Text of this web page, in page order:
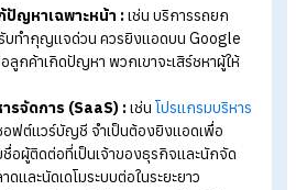
ควรยิงแอด?
โลกออนไลน์สูงขึ้นเรื่อย ๆ การรอให้ลูกค้า
รณ์ แม้ว่าเกือบทุกธุรกิจจะสามารถโฆษณาไ